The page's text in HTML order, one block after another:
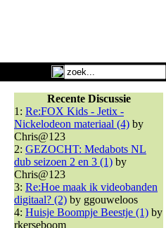
Recente Discussie
1: Re:FOX Kids - Jetix -
Nickelodeon materiaal (4) by
Chris@123
2: GEZOCHT: Medabots NL
dub seizoen 2 en 3 (1) by
Chris@123
3: Re:Hoe maak ik videobanden
digitaal? (2) by ggouweloos
4: Huisje Boompje Beestje (1) by
rkerseboom